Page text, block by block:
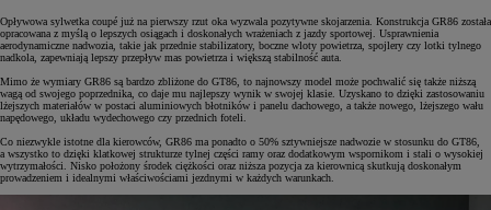
Opływowa sylwetka coupé już na pierwszy rzut oka wyzwala pozytywne skojarzenia. Konstrukcja GR86 została
opracowana z myślą o lepszych osiągach i doskonałych wrażeniach z jazdy sportowej. Usprawnienia
aerodynamiczne nadwozia, takie jak przednie stabilizatory, boczne wloty powietrza, spojlery czy lotki tylnego
nadkola, zapewniają lepszy przepływ mas powietrza i większą stabilność auta.
Mimo że wymiary GR86 są bardzo zbliżone do GT86, to najnowszy model może pochwalić się także niższą
wagą od swojego poprzednika, co daje mu najlepszy wynik w swojej klasie. Uzyskano to dzięki zastosowaniu
lżejszych materiałów w postaci aluminiowych błotników i panelu dachowego, a także nowego, lżejszego wału
napędowego, układu wydechowego czy przednich foteli.
Co niezwykle istotne dla kierowców, GR86 ma ponadto o 50% sztywniejsze nadwozie w stosunku do GT86,
a wszystko to dzięki klatkowej strukturze tylnej części ramy oraz dodatkowym wspornikom i stali o wysokiej
wytrzymałości. Nisko położony środek ciężkości oraz niższa pozycja za kierownicą skutkują doskonałym
prowadzeniem i idealnymi właściwościami jezdnymi w każdych warunkach.